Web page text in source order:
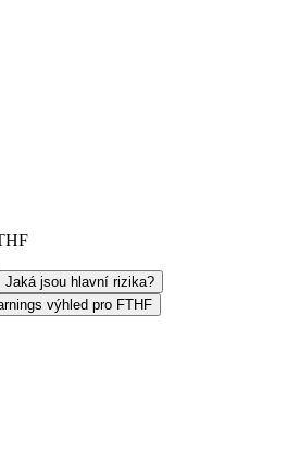
Jaká jsou hlavní rizika?
výhled pro FTHF